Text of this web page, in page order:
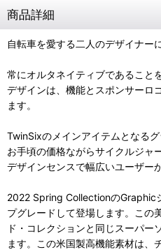
商品詳細
自転車を愛する二人のデザイナー
常にオルタネイティブであること
デザインは、機能とスポンサーロ
ます。
TwinSixのメインアイテムとなる
お手頃の価格ながらサイクルジャ
デザインセンスで幅広いユーザー
2022 Spring CollectionのGraphic
プグレードして登場します。この
ド・コレクションと同じスーパ
ます。この米国製高機能素材は、